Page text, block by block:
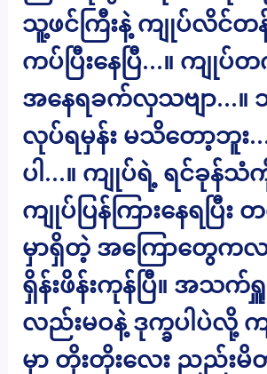
သူ့ဖင်ကြီးနဲ့ ကျုပ်လိင်
ကပ်ပြီးနေပြီ…။ ကျု
အနေရခက်လှသဗျာ…။
လုပ်ရမှန်း မသိတော့ဘူ
ပါ…။ ကျုပ်ရဲ့ ရင်ခုန်သံ
ကျုပ်ပြန်ကြားနေရပြီ
မှာရှိတဲ့ အကြောတွေက
ရှိန်းဖိန်းကုန်ပြီ။ အသက်
လည်းမဝနဲ့ ဒုက္ခပါပဲလို့
မှာ တိုးတိုးလေး ညည်း